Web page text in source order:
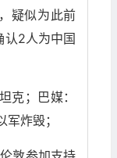
疑似为此前
认2人为中国
克；巴媒：
炸毁；